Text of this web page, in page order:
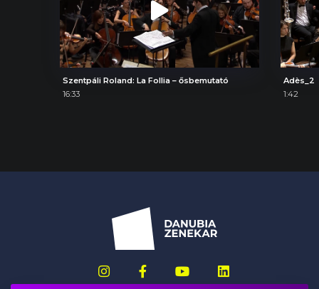
Szentpáli Roland: La Follia – ősbemutató
16:33
Adès_2
1:42